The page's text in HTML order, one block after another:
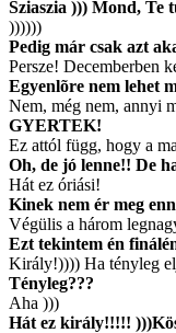
Sziaszia ))) Mond, Te
))))))
Pedig már csak azt
Persze! Decemberben
Egyenlõre nem lehet
Nem, még nem, annyi
GYERTEK!
Ez attól függ, hogy a
Oh, de jó lenne!! De
Hát ez óriási!
Kinek nem ér meg
Végülis a három
Ezt tekintem én
Király!)))) Ha tényleg
Tényleg???
Aha )))
Hát ez király!!!!!